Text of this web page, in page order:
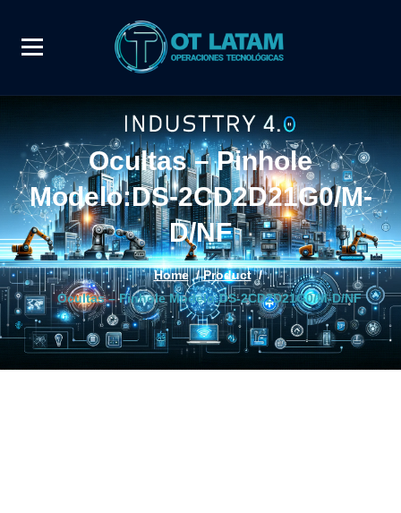
Ocultas – Pinhole
Modelo:DS-2CD2D21G0/M-
D/NF
Home/Product/
Ocultas – Pinhole Modelo:DS-2CD2D21G0/M-D/NF